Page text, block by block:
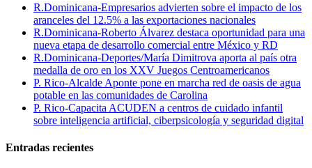
R.Dominicana-Empresarios advierten sobre el impacto de los
aranceles del 12.5% a las exportaciones nacionales
R.Dominicana-Roberto Álvarez destaca oportunidad para una
nueva etapa de desarrollo comercial entre México y RD
R.Dominicana-Deportes/María Dimitrova aporta al país otra
medalla de oro en los XXV Juegos Centroamericanos
P. Rico-Alcalde Aponte pone en marcha red de oasis de agua
potable en las comunidades de Carolina
P. Rico-Capacita ACUDEN a centros de cuidado infantil
sobre inteligencia artificial, ciberpsicología y seguridad digital
Entradas recientes